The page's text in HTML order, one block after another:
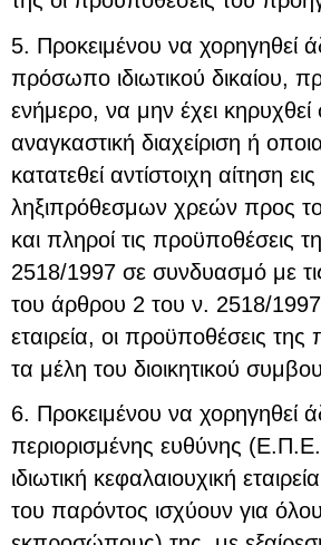
5. Προκειμένου να χορηγηθεί
πρόσωπο ιδιωτικού δικαίου,
ενήμερο, να μην έχει
αναγκαστική διαχείριση ή
κατατεθεί αντίστοιχη αίτηση
ληξιπρόθεσμων χρεών προς
και πληροί τις
2518/1997 σε συνδυασμό με
του άρθρου 2 του ν. 2518/
εταιρεία, οι προϋποθέσεις
τα μέλη του διοικητικού
6. Προκειμένου να χορηγηθεί
περιορισμένης ευθύνης
ιδιωτική κεφαλαιουχική
του παρόντος ισχύουν για